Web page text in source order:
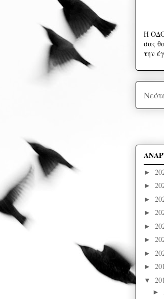
Η
σας
την
►
►
►
►
►
►
►
►
▼
►